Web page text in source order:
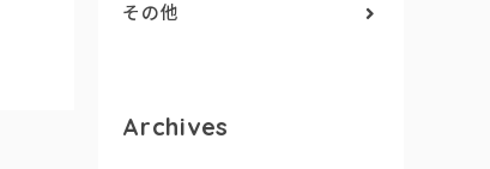
その他
Archives